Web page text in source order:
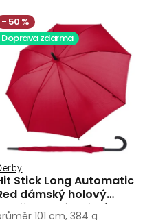
50 %
Doprava zdarma
Stick Long Automatic
dámský holový
vystřelovací deštník
101 cm, 384 g